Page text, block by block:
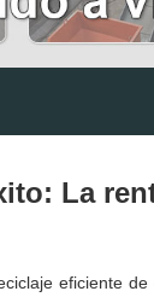
La
eficiente